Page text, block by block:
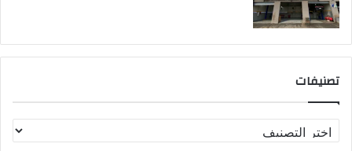
تصنيفات
ص